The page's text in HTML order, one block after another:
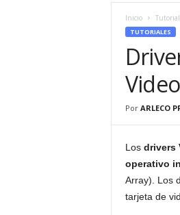
Inicio
TUTORIALES
Por ARLECO
Los drivers
operativo
Array). Los
tarjeta de